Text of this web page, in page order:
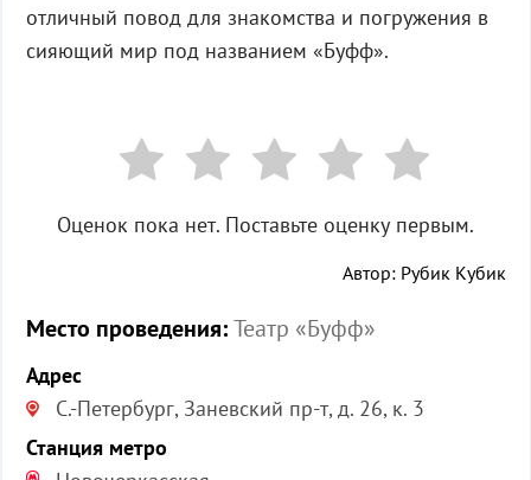
отличный повод для знакомства и погружения в
сияющий мир под названием «Буфф».
Оценок пока нет. Поставьте оценку первым.
Автор: Рубик Кубик
Место проведения:Театр «Буфф»
Адрес
С.-Петербург, Заневский пр-т, д. 26, к. 3
Станция метро